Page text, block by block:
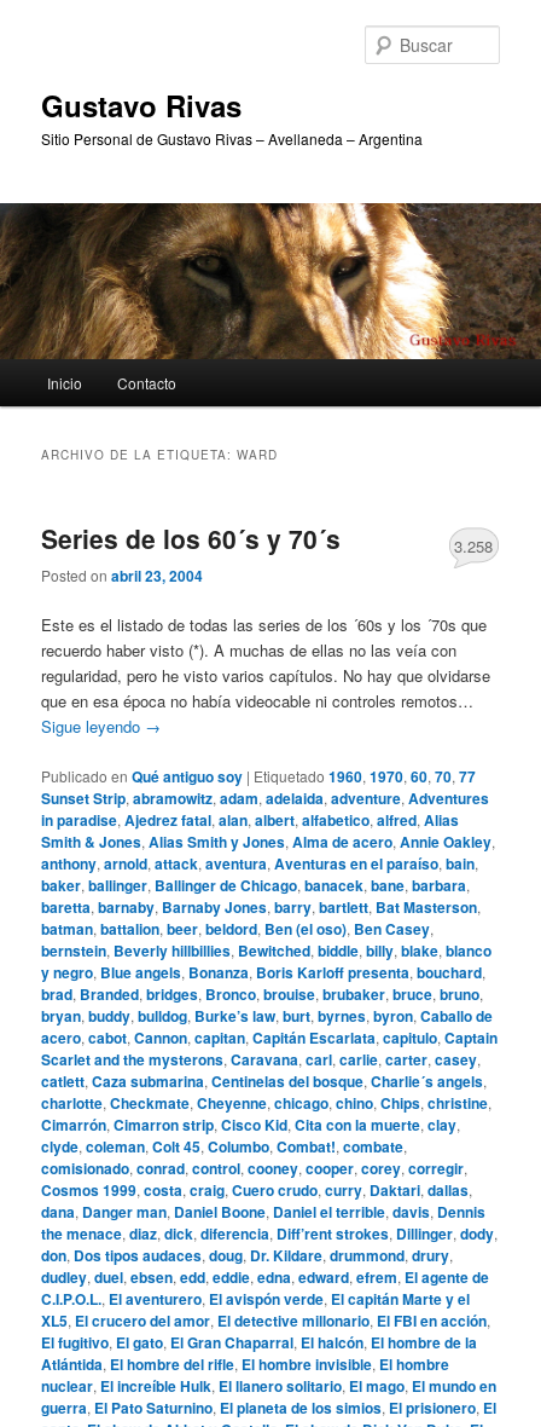
Gustavo Rivas
Sitio Personal de Gustavo Rivas – Avellaneda – Argentina
principal
Inicio Contacto
ARCHIVO DE LA ETIQUETA:WARD
Series de los 60´s y 70´s
Posted onabril 23, 2004
3.258
Este es el listado de todas las series de los ´60s y los ´70s que
recuerdo haber visto (*). A muchas de ellas no las veía con
regularidad, pero he visto varios capítulos. No hay que olvidarse
que en esa época no había videocable ni controles remotos…
Sigue leyendo →
Publicado en Qué antiguo soy | Etiquetado 1960,1970,60,70,77
Sunset Strip,abramowitz,adam,adelaida,adventure,Adventures
in paradise,Ajedrez fatal,alan,albert,alfabetico,alfred,Alias
Smith & Jones,Alias Smith y Jones,Alma de acero,Annie Oakley,
anthony,arnold,attack,aventura,Aventuras en el paraíso,bain,
baker,ballinger, Ballinger de Chicago,banacek,bane,barbara,
baretta,barnaby, Barnaby Jones,barry,bartlett, Bat Masterson,
batman,battalion,beer,beldord, Ben (el oso), Ben Casey,
bernstein, Beverly hillbillies, Bewitched,biddle,billy,blake,blanco
y negro, Blue angels, Bonanza, Boris Karloff presenta,bouchard,
brad, Branded,bridges, Bronco,brouise,brubaker,bruce,bruno,
bryan,buddy,bulldog, Burke’s law,burt,byrnes,byron,Caballo de
acero,cabot,Cannon,capitan,Capitán Escarlata,capitulo,Captain
Scarlet and the mysterons,Caravana,carl,carlie,carter,casey,
catlett,Caza submarina,Centinelas del bosque,Charlie´s angels,
charlotte,Checkmate,Cheyenne,chicago,chino,Chips,christine,
Cimarrón,Cimarron strip,Cisco Kid,Cita con la muerte,clay,
clyde,coleman,Colt 45,Columbo,Combat!,combate,
comisionado,conrad,control,cooney,cooper,corey,corregir,
Cosmos 1999,costa,craig,Cuero crudo,curry, Daktari,dallas,
dana, Danger man, Daniel Boone, Daniel el terrible,davis, Dennis
the menace,diaz,dick,diferencia, Diff’rent strokes, Dillinger,dody,
don, Dos tipos audaces,doug, Dr. Kildare,drummond,drury,
dudley,duel,ebsen,edd,eddie,edna,edward,efrem, El agente de
C.I.P.O.L., El aventurero, El avispón verde, El capitán Marte y el
XL5, El crucero del amor, El detective millonario, El FBI en acción,
El fugitivo, El gato, El Gran Chaparral, El halcón, El hombre de la
Atlántida, El hombre del rifle, El hombre invisible, El hombre
nuclear, El increíble Hulk, El llanero solitario, El mago, El mundo en
guerra, El Pato Saturnino, El planeta de los simios, El prisionero, El